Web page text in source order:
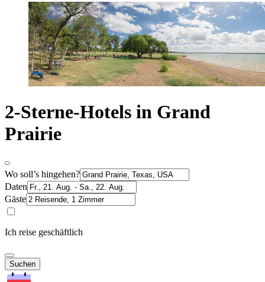
2-Sterne-Hotels in Grand
Prairie
Wo soll’s hingehen?
Daten
Gäste
Ich reise geschäftlich
Suchen